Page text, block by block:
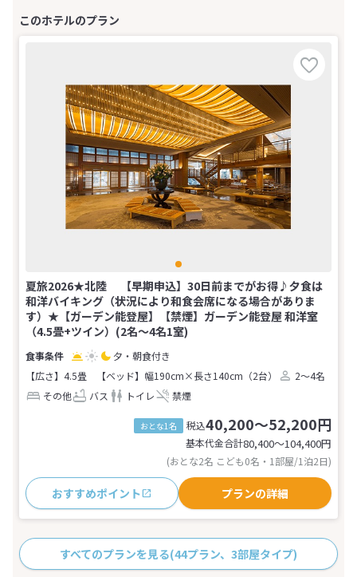
夏旅2026★北陸 【早期申込】30日前までがお得♪夕食は
和洋バイキング（状況により和食会席になる場合がありま
す）★【ガーデン能登屋】【禁煙】ガーデン能登屋 和洋室
（4.5畳+ツイン）(2名～4名1室)
夕・朝食付き
【広さ】4.5畳
【ベッド】幅190cm×長さ140cm（2台）
2～4名
その他
バス トイレ 禁煙
おとな1名 税込40,200～52,200円
基本代金合計80,400〜104,400円
(おとな2名 こども0名・1部屋/1泊2日)
おすすめポイント プランの詳細
すべてのプランを見る(44プラン、3部屋タイプ)